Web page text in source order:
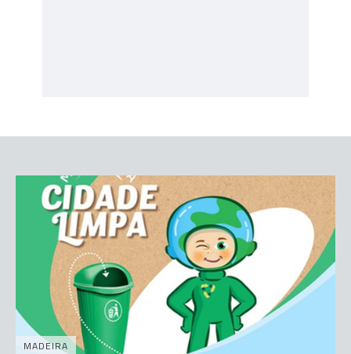
MADEIRA